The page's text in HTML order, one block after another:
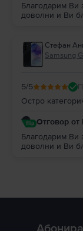
Благодарим Ви
доволни и Ви
Стефан
Samsung
5/5
Остро
Отговор от
Благодарим Ви
доволни и Ви